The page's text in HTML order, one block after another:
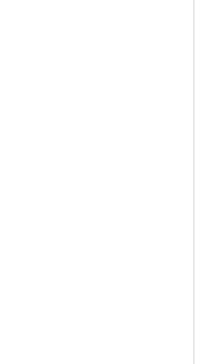
none-any.whl